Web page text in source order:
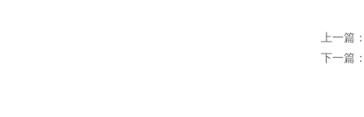
上一篇
下一篇